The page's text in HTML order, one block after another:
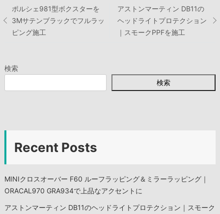
投
稿
ビ
シ
ョ
ン
ポルシェ981型ボクスターを
3Mサテンブラックでフルラッ
ピング施工
アストンマーティン DB11の
ヘッドライトプロテクション
｜スモークPPFを施工
検索
検索
Recent Posts
MINIクロスオーバー F60 ルーフラッピング＆ミラーラッピング｜
ORACAL970 GRA934で上品なアクセントに
アストンマーティン DB11のヘッドライトプロテクション｜スモーク